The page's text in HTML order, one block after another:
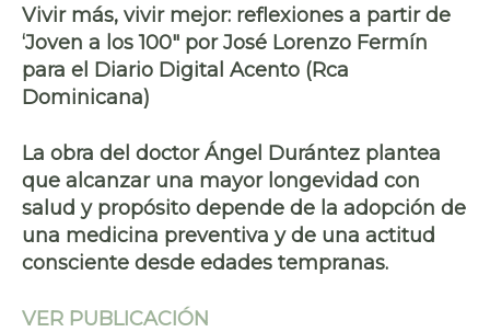
Vivir más, vivir mejor: reflexiones a partir de
‘Joven a los 100″ por José Lorenzo Fermín
para el Diario Digital Acento (Rca
Dominicana)
La obra del doctorÁngel Durántez plantea
que alcanzar una mayor longevidad con
salud y propósito depende de la adopción de
una medicina preventiva y de una actitud
consciente desde edades tempranas.
VER PUBLICACIÓN